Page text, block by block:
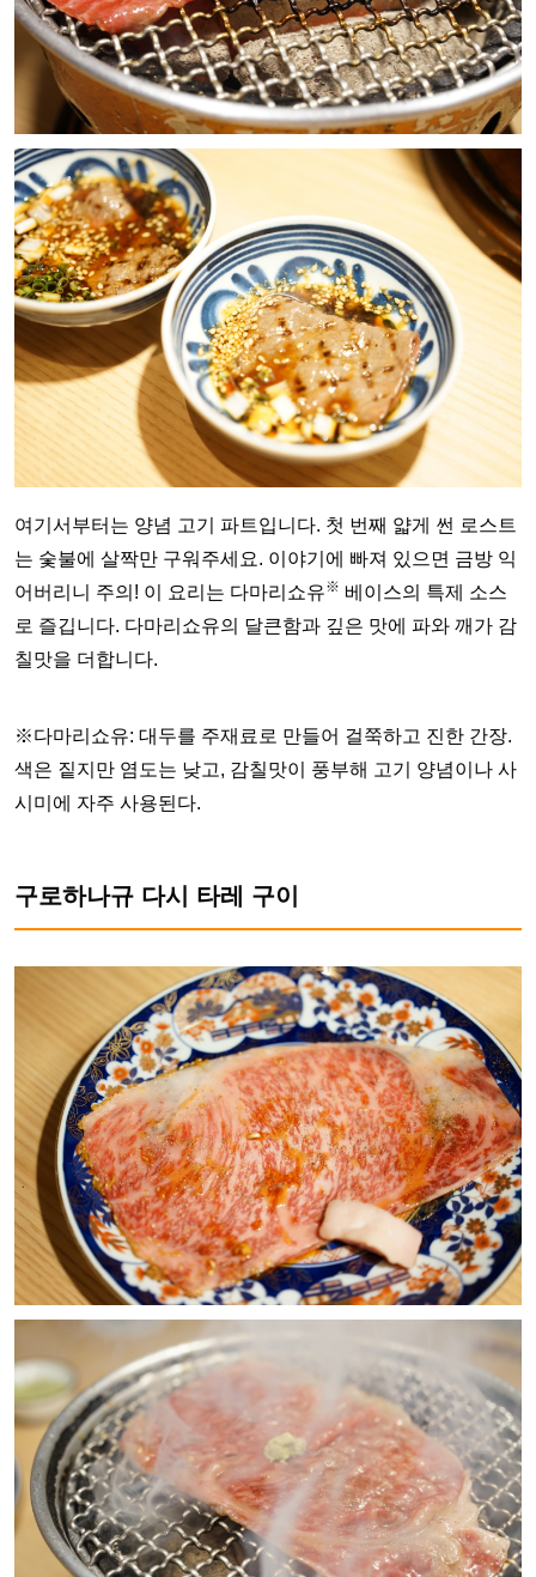
여기서부터는 양념 고기 파트입니다. 첫 번째 얇게 썬 로스트
는 숯불에 살짝만 구워주세요. 이야기에 빠져 있으면 금방 익
어버리니 주의! 이 요리는 다마리쇼유※ 베이스의 특제 소스
로 즐깁니다. 다마리쇼유의 달큰함과 깊은 맛에 파와 깨가 감
칠맛을 더합니다.
※다마리쇼유: 대두를 주재료로 만들어 걸쭉하고 진한 간장.
색은 짙지만 염도는 낮고, 감칠맛이 풍부해 고기 양념이나 사
시미에 자주 사용된다.
구로하나규 다시 타레 구이